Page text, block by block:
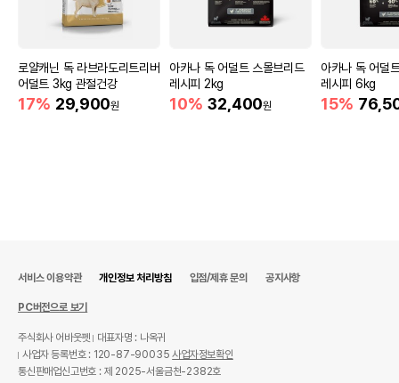
로얄캐닌 독 라브라도리트리버
어덜트 3kg 관절건강
17% 29,900원
아카나 독 어덜트 스몰브리드
레시피 2kg
10% 32,400원
아카나 독 어덜
레시피 6kg
15%
서비스 이용약관 개인정보 처리방침 입점/제휴 문의 공지사항
PC버전으로 보기
주식회사 어바웃펫
대표자명 : 나옥귀
사업자 등록번호 : 120-87-90035사업자정보확인
통신판매업신고번호 : 제 2025-서울금천-2382호